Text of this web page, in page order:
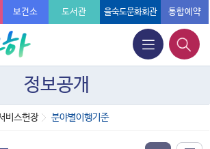
보건소 도서관 을숙도문화회관 통합예약
정보공개
비스헌장 분야별이행기준